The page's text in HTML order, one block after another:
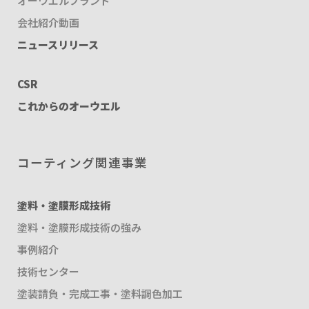
会社紹介動画
ニュースリリース
CSR
これからのオーウエル
コーティング関連事業
塗料・塗膜形成技術
塗料・塗膜形成技術の強み
事例紹介
技術センター
塗装請負・完成工事・塗料調色加工